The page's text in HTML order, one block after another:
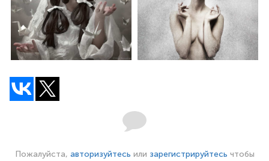
Пожалуйста, авторизуйтесь или зарегистрируйтесь чтобы